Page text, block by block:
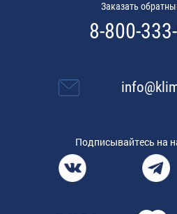
Заказать
8-800-
Подписывайтесь на